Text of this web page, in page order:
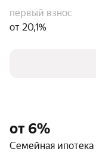
первый взнос
от 20,1%
от 6%
Семейная ипотека